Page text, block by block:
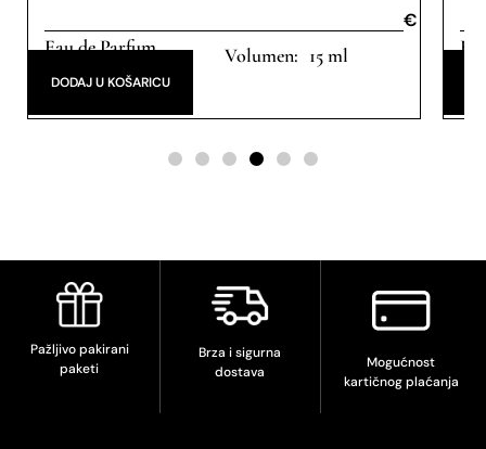
€
Eau de Parfum 15 ml
DODAJ U KOŠARICU
Pažljivo pakirani
paketi
Brza i sigurna
dostava
Mogućnost
kartičnog plaćanja